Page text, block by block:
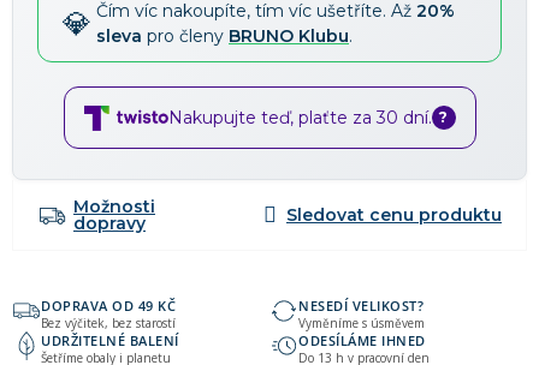
Čím víc nakoupíte, tím víc ušetříte. Až 20%
sleva pro členy BRUNO Klubu.
Nakupujte teď, plaťte za 30 dní. ?
Možnosti
dopravy
DOPRAVA OD 49 KČ
Bez výčitek, bez starostí
NESEDÍ VELIKOST?
Vyměníme s úsměvem
UDRŽITELNÉ BALENÍ
Šetříme obaly i planetu
ODESÍLÁME IHNED
Do 13 h v pracovní den